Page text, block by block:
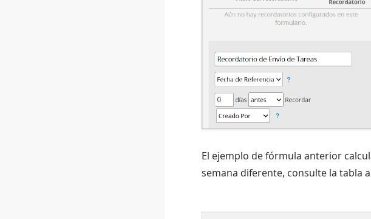
El ejemplo de fórmula anterior
semana diferente, consulte la tabla